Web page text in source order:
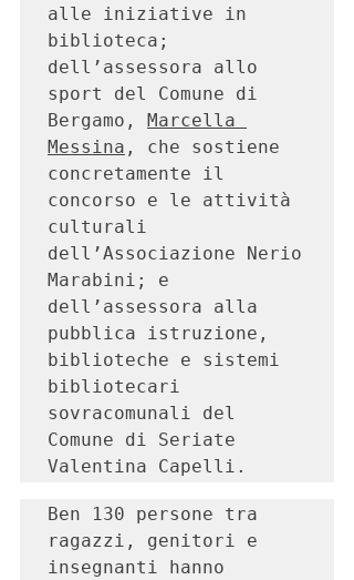
alle iniziative in
biblioteca;
dell’assessora allo
sport del Comune di
Bergamo,
Marcella
Messina , che sostiene
concretamente il
concorso e le attività
culturali
dell’Associazione Nerio
Marabini; e
dell’assessora alla
pubblica istruzione,
biblioteche e sistemi
bibliotecari
sovracomunali del
Comune di Seriate
Valentina Capelli.
Ben 130 persone tra
ragazzi, genitori e
insegnanti hanno